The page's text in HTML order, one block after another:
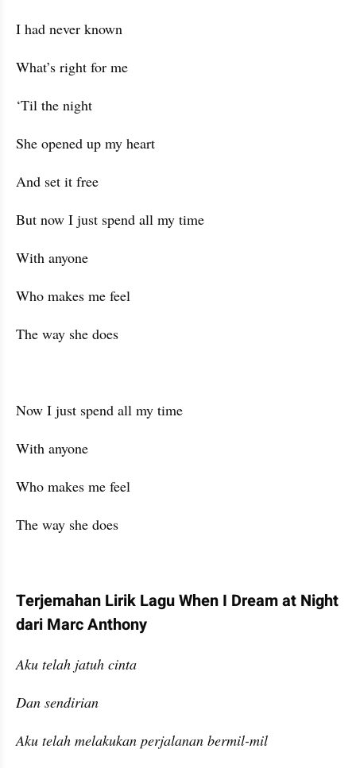
I had never known
What’s right for me
‘Til the night
She opened up my heart
And set it free
But now I just spend all my time
With anyone
Who makes me feel
The way she does
Now I just spend all my time
With anyone
Who makes me feel
The way she does
Terjemahan Lirik Lagu When I Dream at Night
dari Marc Anthony
Aku telah jatuh cinta
Dan sendirian
Aku telah melakukan perjalanan bermil-mil